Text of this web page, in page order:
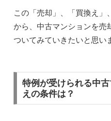
この「売却」、「買換え」
から、中古マンションを売
ついてみていきたいと思い
特例が受けられる中
えの条件は？